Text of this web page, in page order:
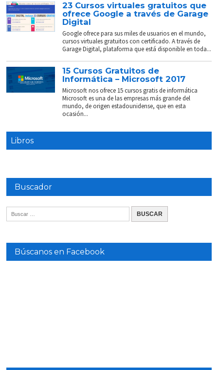
23 Cursos virtuales gratuitos que
ofrece Google a través de Garage
Digital
Google ofrece para sus miles de usuarios en el mundo,
cursos virtuales gratuitos con certificado. A través de
Garage Digital, plataforma que está disponible en toda...
15 Cursos Gratuitos de
Informática – Microsoft 2017
Microsoft nos ofrece 15 cursos gratis de informática
Microsoft es una de las empresas más grande del
mundo, de origen estadounidense, que en esta
ocasión...
Libros
Buscador
Búscanos en Facebook